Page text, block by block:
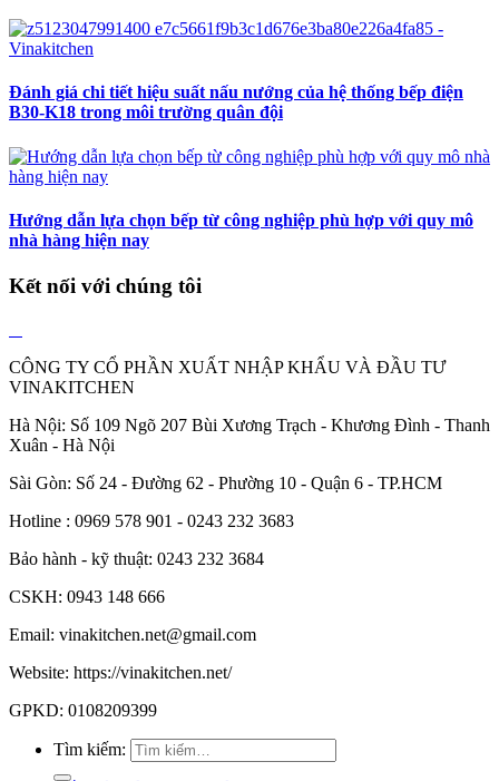
Đánh giá chi tiết hiệu suất nấu nướng của hệ thống bếp điện
B30-K18 trong môi trường quân đội
Hướng dẫn lựa chọn bếp từ công nghiệp phù hợp với quy mô
nhà hàng hiện nay
Kết nối với chúng tôi
CÔNG TY CỔ PHẦN XUẤT NHẬP KHẨU VÀ ĐẦU TƯ
VINAKITCHEN
Hà Nội: Số 109 Ngõ 207 Bùi Xương Trạch - Khương Đình - Thanh
Xuân - Hà Nội
Sài Gòn: Số 24 - Đường 62 - Phường 10 - Quận 6 - TP.HCM
Hotline : 0969 578 901 - 0243 232 3683
Bảo hành - kỹ thuật: 0243 232 3684
CSKH: 0943 148 666
Email: vinakitchen.net@gmail.com
Website: https://vinakitchen.net/
GPKD: 0108209399
Tìm kiếm: